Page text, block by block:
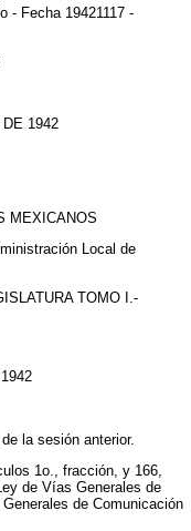
- Fecha 19421117 -
1942
MEXICANOS
Local de
TOMO I.-
la sesión anterior.
1o., fracción, y 166,
de Vías Generales de
de Comunicación